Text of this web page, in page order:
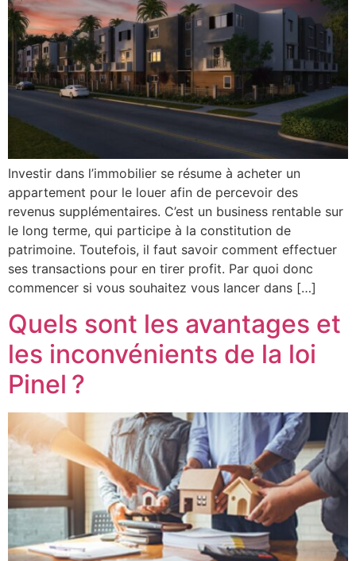
Investir dans l’immobilier se résume à acheter un
appartement pour le louer afin de percevoir des
revenus supplémentaires. C’est un business rentable sur
le long terme, qui participe à la constitution de
patrimoine. Toutefois, il faut savoir comment effectuer
ses transactions pour en tirer profit. Par quoi donc
commencer si vous souhaitez vous lancer dans […]
Quels sont les avantages et
les inconvénients de la loi
Pinel ?